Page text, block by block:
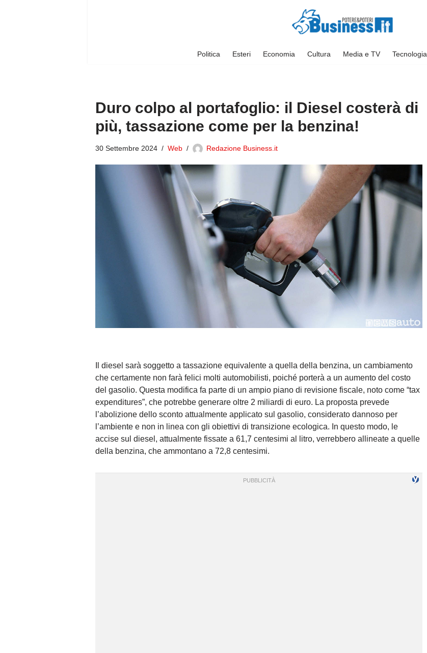
Politica Esteri Economia Cultura Media e TV Tecnologia
Duro colpo al portafoglio: il Diesel costerà di
più, tassazione come per la benzina!
30 Settembre 2024 Web Redazione Business.it
Il diesel sarà soggetto a tassazione equivalente a quella della benzina, un cambiamento
che certamente non farà felici molti automobilisti, poiché porterà a un aumento del costo
del gasolio. Questa modifica fa parte di un ampio piano di revisione fiscale, noto come “tax
expenditures”, che potrebbe generare oltre 2 miliardi di euro. La proposta prevede
l’abolizione dello sconto attualmente applicato sul gasolio, considerato dannoso per
l’ambiente e non in linea con gli obiettivi di transizione ecologica. In questo modo, le
accise sul diesel, attualmente fissate a 61,7 centesimi al litro, verrebbero allineate a quelle
della benzina, che ammontano a 72,8 centesimi.